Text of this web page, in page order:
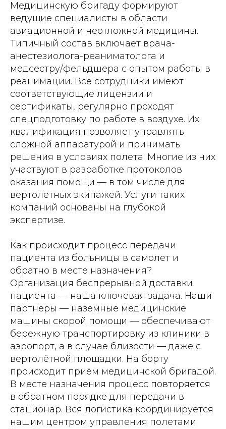
Медицинскую бригаду формируют
ведущие специалисты в области
авиационной и неотложной медицины.
Типичный состав включает врача-
анестезиолога-реаниматолога и
медсестру/фельдшера с опытом работы в
реанимации. Все сотрудники имеют
соответствующие лицензии и
сертификаты, регулярно проходят
спецподготовку по работе в воздухе. Их
квалификация позволяет управлять
сложной аппаратурой и принимать
решения в условиях полета. Многие из них
участвуют в разработке протоколов
оказания помощи — в том числе для
вертолетных экипажей. Услуги таких
компаний основаны на глубокой
экспертизе.
Как происходит процесс передачи
пациента из больницы в самолет и
обратно в месте назначения?
Организация беспрерывной доставки
пациента — наша ключевая задача. Наши
партнеры — наземные медицинские
машины скорой помощи — обеспечивают
бережную транспортировку из клиники в
аэропорт, а в случае близости — даже с
вертолётной площадки. На борту
происходит приём медицинской бригадой.
В месте назначения процесс повторяется
в обратном порядке для передачи в
стационар. Вся логистика координируется
нашим центром управления полетами.